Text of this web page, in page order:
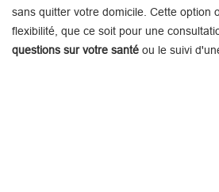
sans quitter votre domicile. Cette option
flexibilité, que ce soit pour une
questions sur votre santé ou le suivi